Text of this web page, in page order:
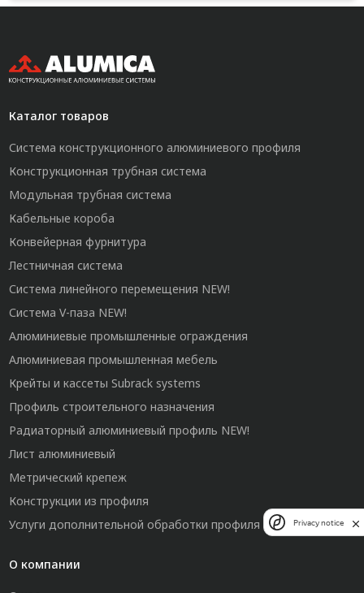
Каталог товаров
Система конструкционного алюминиевого профиля
Конструкционная трубная система
Модульная трубная система
Кабельные короба
Конвейерная фурнитура
Лестничная система
Система линейного перемещения NEW!
Система V-паза NEW!
Алюминиевые промышленные ограждения
Алюминиевая промышленная мебель
Крейты и кассеты Subrack systems
Профиль строительного назначения
Радиаторный алюминиевый профиль NEW!
Лист алюминиевый
Метрический крепеж
Конструкции из профиля
Услуги дополнительной обработки профиля
О компании
Privacy notice